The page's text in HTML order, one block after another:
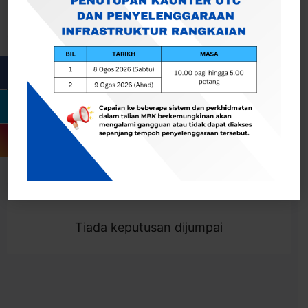
Togol Penapis
Showing 0 result
Tiada keputusan dijumpai